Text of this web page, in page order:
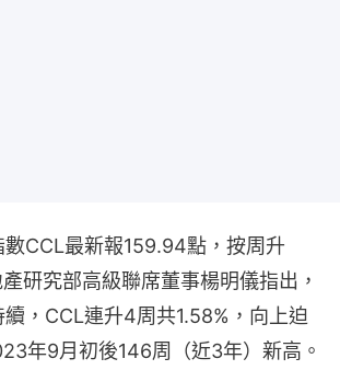
CCL最新報159.94點，按周升
研究部高級聯席董事楊明儀指出，
，CCL連升4周共1.58%，向上迫
年9月初後146周（近3年）新高。